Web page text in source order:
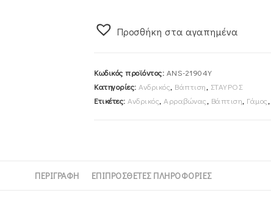
Χρυσός
21904Y
Προσθήκη στα αγαπημένα
Κωδικός προϊόντος: ANS-21904Y
Κατηγορίες: Ανδρικός, Βάπτιση, ΣΤΑΥΡΟΣ
Ετικέτες: Ανδρικός, Αρραβώνας, Βάπτιση, Γάμος,
ΠΕΡΙΓΡΑΦΉ ΕΠΙΠΡΌΣΘΕΤΕΣ ΠΛΗΡΟΦΟΡΊΕΣ